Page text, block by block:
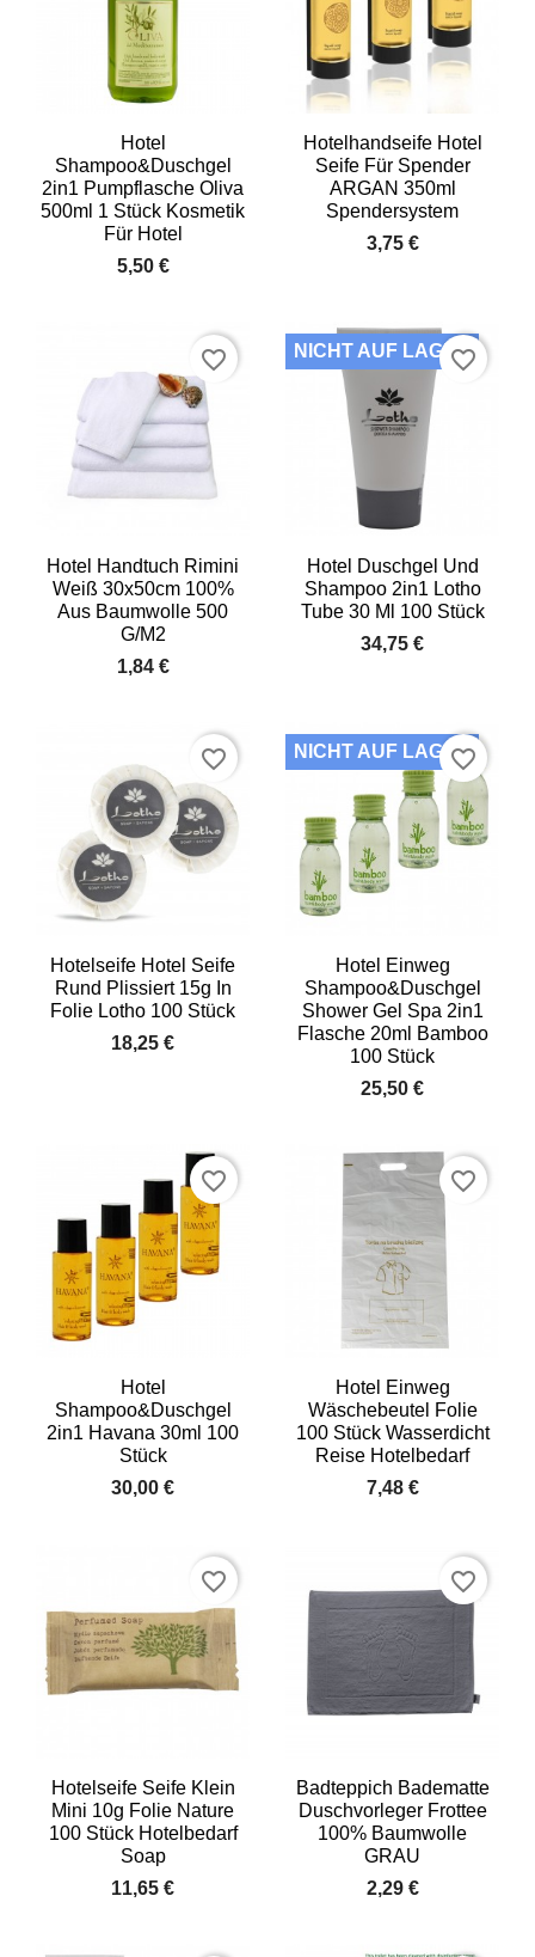
Hotel
Shampoo&Duschgel
2in1 Pumpflasche Oliva
500ml 1 Stück Kosmetik
Für Hotel
5,50 €
Hotelhandseife Hotel
Seife Für Spender
ARGAN 350ml
Spendersystem
3,75 €
Hotel Handtuch Rimini
Weiß 30x50cm 100%
Aus Baumwolle 500
G/m2
1,84 €
favorite_border
Hotel Duschgel Und
Shampoo 2in1 Lotho
Tube 30 Ml 100 Stück
34,75 €
NICHT AUF LAGER
favorite_border
Hotelseife Hotel Seife
Rund Plissiert 15g In
Folie Lotho 100 Stück
18,25 €
favorite_border
Hotel Einweg
Shampoo&Duschgel
Shower Gel Spa 2in1
Flasche 20ml Bamboo
100 Stück
25,50 €
NICHT AUF LAGER
favorite_border
Hotel
Shampoo&Duschgel
2in1 Havana 30ml 100
Stück
30,00 €
favorite_border
Hotel Einweg
Wäschebeutel Folie
100 Stück Wasserdicht
Reise Hotelbedarf
7,48 €
favorite_border
Hotelseife Seife Klein
Mini 10g Folie Nature
100 Stück Hotelbedarf
Soap
11,65 €
favorite_border
Badteppich Badematte
Duschvorleger Frottee
100% Baumwolle
GRAU
2,29 €
favorite_border